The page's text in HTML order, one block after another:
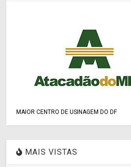
MAIOR CENTRO DE USINAGEM DO DF
MAIS VISTAS